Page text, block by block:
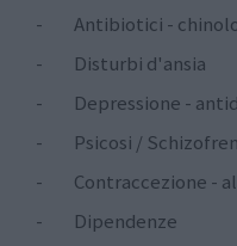
-
Antibiotici -
-
Disturbi d'ansia
-
Depressione -
-
Psicosi /
-
Contraccezione -
-
Dipendenze